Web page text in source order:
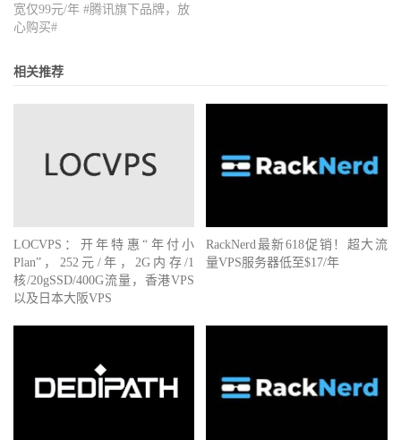
宽仅99元/年 #腾讯旗下品牌，放
心购买#
相关推荐
LOCVPS：开年特惠“年付小
Plan”，252元/年，2G内存/1
核/20gSSD/400G流量，香港VPS
以及日本大阪VPS
RackNerd最新618促销！超大流
量VPS服务器低至$17/年